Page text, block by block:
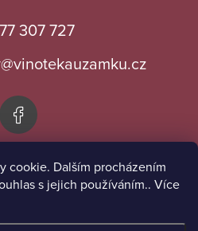
cookie. Dalším procházením
s jejich používáním.. Více
307 727
@vinotekauzamku.cz